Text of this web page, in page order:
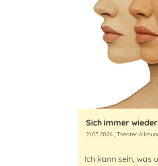
Sich immer
21.05.2026 , Theater
Ich kann sein, was